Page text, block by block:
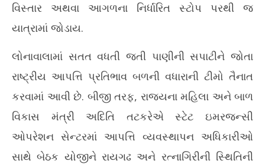
વિસ્તાર અથવા આગળના નિર્ધારિત સ્ટોપ પરથી જ
યાત્રામાં જોડાય.
લોનાવાલામાં સતત વધતી જતી પાણીની સપાટીને જોતા
રાષ્ટ્રીય આપત્તિ પ્રતિભાવ બળની વધારાની ટીમો તૈનાત
કરવામાં આવી છે. બીજી તરફ, રાજ્યના મહિલા અને બાળ
વિકાસ મંત્રી અદિતિ તટકરેએ સ્ટેટ ઇમરજન્સી
ઓપરેશન સેન્ટરમાં આપત્તિ વ્યવસ્થાપન અધિકારીઓ
સાથે બેઠક યોજીને રાયગઢ અને રત્નાગિરીની સ્થિતિની